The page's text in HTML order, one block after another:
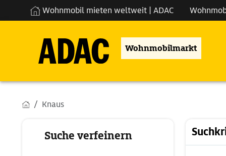
Wohnmobil mieten weltweit | ADAC
Wohnmobilmarkt
Knaus
Suche verfeinern